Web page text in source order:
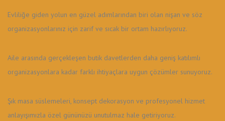
Evliliğe giden yolun en güzel adımlarından biri olan nişan ve söz
organizasyonlarınız için zarif ve sıcak bir ortam hazırlıyoruz.
Aile arasında gerçekleşen butik davetlerden daha geniş katılımlı
organizasyonlara kadar farklı ihtiyaçlara uygun çözümler sunuyoruz.
Şık masa süslemeleri, konsept dekorasyon ve profesyonel hizmet
anlayışımızla özel gününüzü unutulmaz hale getiriyoruz.